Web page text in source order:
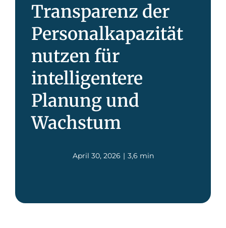
Transparenz der
Personalkapazität
nutzen für
intelligentere
Planung und
Wachstum
April 30, 2026 | 3,6 min